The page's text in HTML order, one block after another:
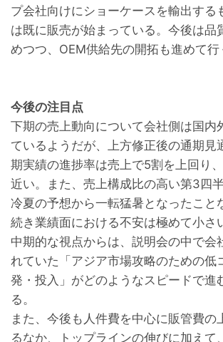
プ会社向けにショーケースを輸出する
は既に販売が始まっている。今後は品
めつつ、OEM供給先の開拓も進めて行
今後の注目点
下期の売上動向について会社側は国内
ているようだが、上方修正後の通期見
期実績の進捗率は売上で5割を上回り
近い。また、売上構成比の高い第3四
冷夏の予想から一転猛暑となったこと
続き業績面における不安は極めて小さ
中期的な視点からは、説明会の中で会
れていた「アジア市場攻略のための低
発・投入」がどのようなスピードで進
る。
また、今後も人件費を中心に販管費の
るなか、トップラインの伸びに加えて